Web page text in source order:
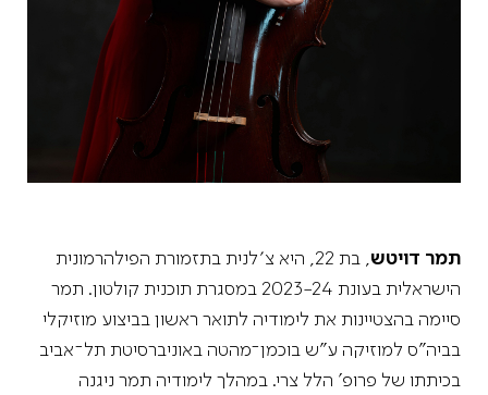
תמר דויטש
, בת 22, היא צ׳לנית בתזמורת הפילהרמונית
הישראלית בעונת 2023-24 במסגרת תוכנית קולטון. תמר
סיימה בהצטיינות את לימודיה לתואר ראשון בביצוע מוזיקלי
בביה”ס למוזיקה ע”ש בוכמן־מהטה באוניברסיטת תל־אביב
בכיתתו של פרופ’ הלל צרי. במהלך לימודיה תמר ניגנה